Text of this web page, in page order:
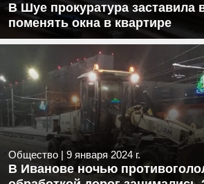
В Шуе прокуратура заставила
поменять окна в квартире
Общество | 9 января 2024 г.
В Иванове ночью